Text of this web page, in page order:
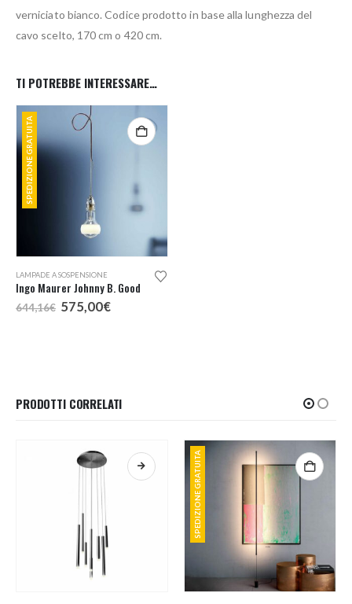
verniciato bianco. Codice prodotto in base alla lunghezza del
cavo scelto, 170 cm o 420 cm.
TI POTREBBE INTERESSARE…
SPEDIZIONE GRATUITA
LAMPADE A SOSPENSIONE
Ingo Maurer Johnny B. Good
644,16€ Il
prezzo
575,00€Il
PRODOTTI CORRELATI
SPEDIZIONE GRATUITA